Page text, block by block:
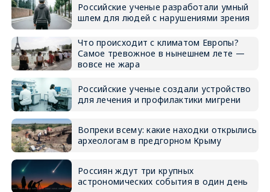
Российские ученые разработали умный
шлем для людей с нарушениями зрения
Что происходит с климатом Европы?
Самое тревожное в нынешнем лете —
вовсе не жара
Российские ученые создали устройство
для лечения и профилактики мигрени
Вопреки всему: какие находки открылись
археологам в предгорном Крыму
Россиян ждут три крупных
астрономических события в один день